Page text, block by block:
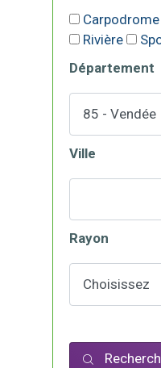
Carpodrome
Rivière
Département
Ville
Rayon